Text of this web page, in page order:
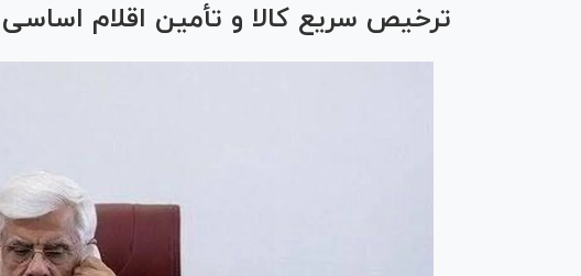
ترخیص سریع کالا و تأمین اقلام اساسی